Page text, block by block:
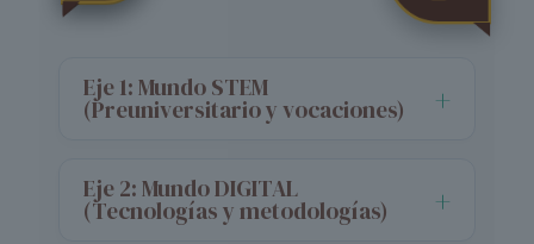
Eje 1: Mundo STEM
(Preuniversitario y vocaciones)
Eje 2: Mundo DIGITAL
(Tecnologías y metodologías)